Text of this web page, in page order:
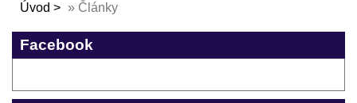
Úvod » Články
Facebook